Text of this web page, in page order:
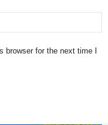
for the next time I